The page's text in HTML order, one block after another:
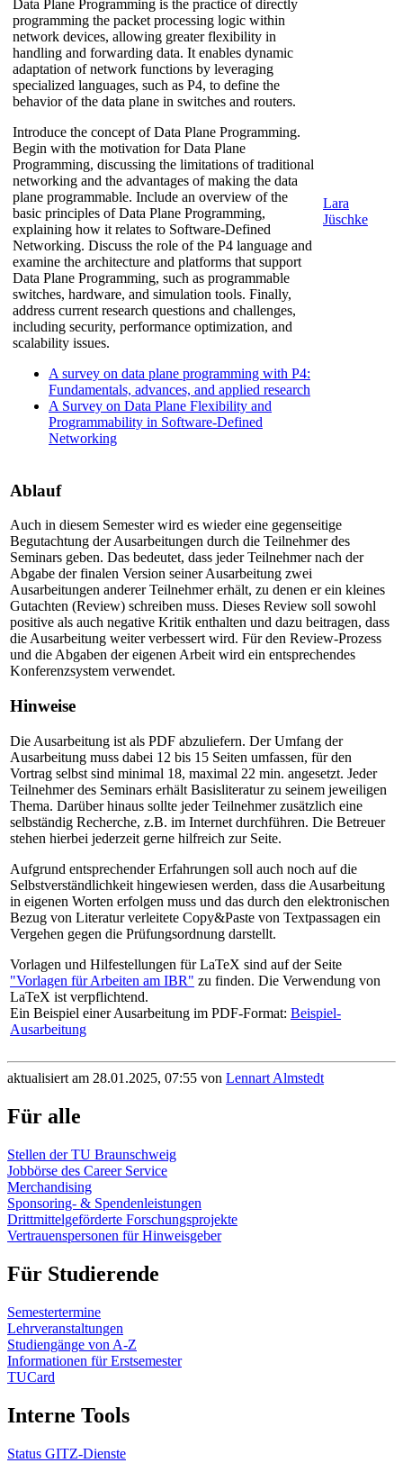
Lara
Jüschke
Data Plane Programming is the practice of directly
programming the packet processing logic within
network devices, allowing greater flexibility in
handling and forwarding data. It enables dynamic
adaptation of network functions by leveraging
specialized languages, such as P4, to define the
behavior of the data plane in switches and routers.
Introduce the concept of Data Plane Programming.
Begin with the motivation for Data Plane
Programming, discussing the limitations of traditional
networking and the advantages of making the data
plane programmable. Include an overview of the
basic principles of Data Plane Programming,
explaining how it relates to Software-Defined
Networking. Discuss the role of the P4 language and
examine the architecture and platforms that support
Data Plane Programming, such as programmable
switches, hardware, and simulation tools. Finally,
address current research questions and challenges,
including security, performance optimization, and
scalability issues.
A survey on data plane programming with P4:
Fundamentals, advances, and applied research
A Survey on Data Plane Flexibility and
Programmability in Software-Defined
Networking
Ablauf
Auch in diesem Semester wird es wieder eine gegenseitige
Begutachtung der Ausarbeitungen durch die Teilnehmer des
Seminars geben. Das bedeutet, dass jeder Teilnehmer nach der
Abgabe der finalen Version seiner Ausarbeitung zwei
Ausarbeitungen anderer Teilnehmer erhält, zu denen er ein kleines
Gutachten (Review) schreiben muss. Dieses Review soll sowohl
positive als auch negative Kritik enthalten und dazu beitragen, dass
die Ausarbeitung weiter verbessert wird. Für den Review-Prozess
und die Abgaben der eigenen Arbeit wird ein entsprechendes
Konferenzsystem verwendet.
Hinweise
Die Ausarbeitung ist als PDF abzuliefern. Der Umfang der
Ausarbeitung muss dabei 12 bis 15 Seiten umfassen, für den
Vortrag selbst sind minimal 18, maximal 22 min. angesetzt. Jeder
Teilnehmer des Seminars erhält Basisliteratur zu seinem jeweiligen
Thema. Darüber hinaus sollte jeder Teilnehmer zusätzlich eine
selbständig Recherche, z.B. im Internet durchführen. Die Betreuer
stehen hierbei jederzeit gerne hilfreich zur Seite.
Aufgrund entsprechender Erfahrungen soll auch noch auf die
Selbstverständlichkeit hingewiesen werden, dass die Ausarbeitung
in eigenen Worten erfolgen muss und das durch den elektronischen
Bezug von Literatur verleitete Copy&Paste von Textpassagen ein
Vergehen gegen die Prüfungsordnung darstellt.
Vorlagen und Hilfestellungen für LaTeX sind auf der Seite
"Vorlagen für Arbeiten am IBR" zu finden. Die Verwendung von
LaTeX ist verpflichtend.
Ein Beispiel einer Ausarbeitung im PDF-Format: Beispiel-
Ausarbeitung
aktualisiert am 28.01.2025, 07:55 von Lennart Almstedt
Für alle
Stellen der TU Braunschweig
Jobbörse des Career Service
Merchandising
Sponsoring- & Spendenleistungen
Drittmittelgeförderte Forschungsprojekte
Vertrauenspersonen für Hinweisgeber
Für Studierende
Semestertermine
Lehrveranstaltungen
Studiengänge von A-Z
Informationen für Erstsemester
TUCard
Interne Tools
Status GITZ-Dienste